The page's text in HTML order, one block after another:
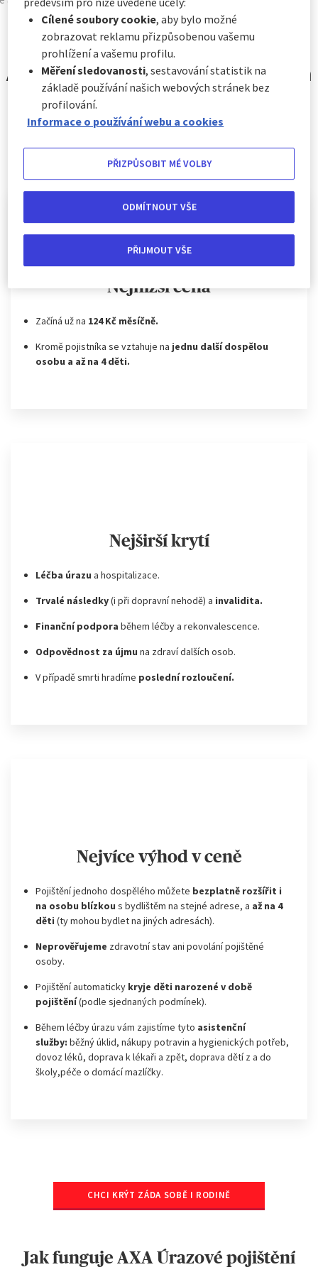
AXA Úrazové pojištění myslí na
vše.
I na vaši peněženku.
Nejnižší cena
Začíná už na 124 Kč měsíčně.
Kroměpojistníka se vztahuje na jednu další dospělou
osobu a až na 4 děti.
Nejširší krytí
Léčba úrazu a hospitalizace.
​Trvalé následky(i při dopravní nehodě) a invalidita.
Finanční podpora během léčby a rekonvalescence.
​Odpovědnost za újmu na zdraví dalších osob.
V případě smrti hradíme poslední rozloučení.
Nejvíce výhod v ceně
Pojištění jednoho dospělého můžete bezplatně rozšířit i
na osobu blízkou s bydlištěm na stejné adrese, a až na 4
děti (ty mohou bydlet na jiných adresách).
Neprověřujeme zdravotní stav ani povolání pojištěné
osoby.
Pojištění automaticky kryje děti narozené v době
pojištění(podle sjednaných podmínek).
Během léčby úrazu vám zajistíme tyto asistenční
služby: běžný úklid, nákupy potravin a hygienických potřeb,
dovoz léků, doprava k lékaři a zpět, doprava dětí z a do
školy,péče o domácí mazlíčky.
CHCI KRÝT ZÁDA SOBĚ I RODINĚ
Jak funguje AXA Úrazové pojištění
Cílené soubory cookie, aby bylo možné
zobrazovat reklamu přizpůsobenou vašemu
prohlížení a vašemu profilu.
Měření sledovanosti, sestavování statistik na
základě používání našich webových stránek bez
profilování.
Informace o používání webu a cookies
PŘIZPŮSOBIT MÉ VOLBY
ODMÍTNOUT VŠE
PŘIJMOUT VŠE